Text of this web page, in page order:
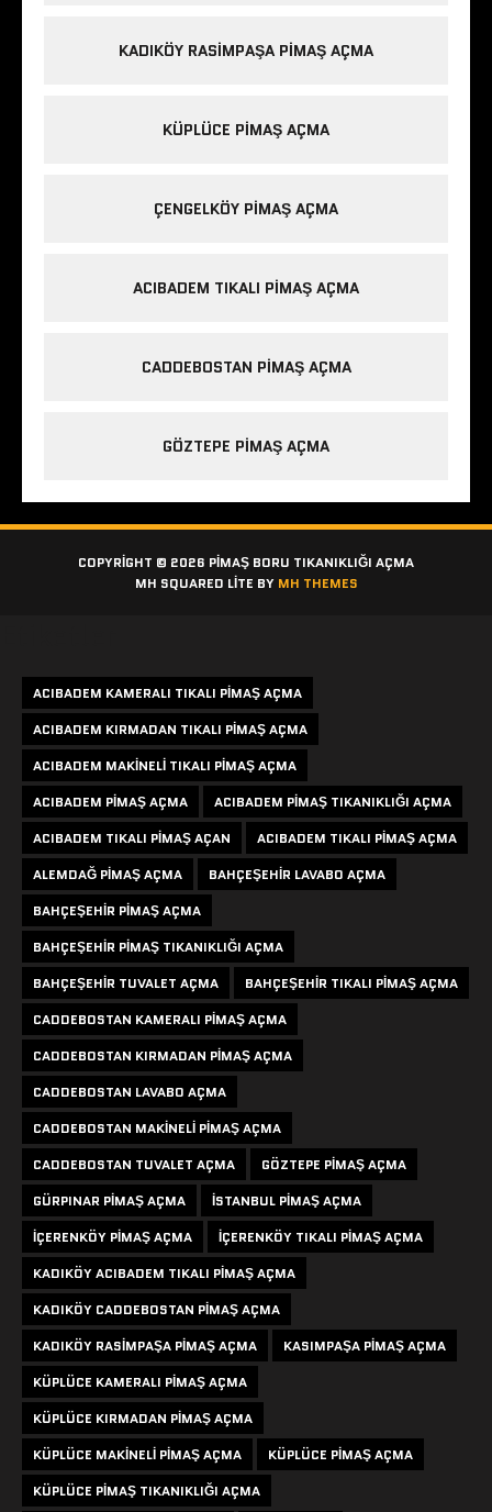
KADIKÖY RASIMPAŞA PIMAŞ AÇMA
KÜPLÜCE PIMAŞ AÇMA
ÇENGELKÖY PIMAŞ AÇMA
ACIBADEM TIKALI PIMAŞ AÇMA
CADDEBOSTAN PIMAŞ AÇMA
GÖZTEPE PIMAŞ AÇMA
COPYRIGHT © 2026 PIMAŞ BORU TIKANIKLIĞI AÇMA
MH SQUARED LITE BY MH THEMES
ACIBADEM KAMERALI TIKALI PIMAŞ AÇMA
ACIBADEM KIRMADAN TIKALI PIMAŞ AÇMA
ACIBADEM MAKINELI TIKALI PIMAŞ AÇMA
ACIBADEM PIMAŞ AÇMA
ACIBADEM PIMAŞ TIKANIKLIĞI AÇMA
ACIBADEM TIKALI PIMAŞ AÇAN
ACIBADEM TIKALI PIMAŞ AÇMA
ALEMDAĞ PIMAŞ AÇMA
BAHÇEŞEHIR LAVABO AÇMA
BAHÇEŞEHIR PIMAŞ AÇMA
BAHÇEŞEHIR PIMAŞ TIKANIKLIĞI AÇMA
BAHÇEŞEHIR TUVALET AÇMA
BAHÇEŞEHIR TIKALI PIMAŞ AÇMA
CADDEBOSTAN KAMERALI PIMAŞ AÇMA
CADDEBOSTAN KIRMADAN PIMAŞ AÇMA
CADDEBOSTAN LAVABO AÇMA
CADDEBOSTAN MAKINELI PIMAŞ AÇMA
CADDEBOSTAN TUVALET AÇMA
GÖZTEPE PIMAŞ AÇMA
GÜRPINAR PIMAŞ AÇMA
ISTANBUL PIMAŞ AÇMA
IÇERENKÖY PIMAŞ AÇMA
IÇERENKÖY TIKALI PIMAŞ AÇMA
KADIKÖY ACIBADEM TIKALI PIMAŞ AÇMA
KADIKÖY CADDEBOSTAN PIMAŞ AÇMA
KADIKÖY RASIMPAŞA PIMAŞ AÇMA
KASIMPAŞA PIMAŞ AÇMA
KÜPLÜCE KAMERALI PIMAŞ AÇMA
KÜPLÜCE KIRMADAN PIMAŞ AÇMA
KÜPLÜCE MAKINELI PIMAŞ AÇMA
KÜPLÜCE PIMAŞ AÇMA
KÜPLÜCE PIMAŞ TIKANIKLIĞI AÇMA